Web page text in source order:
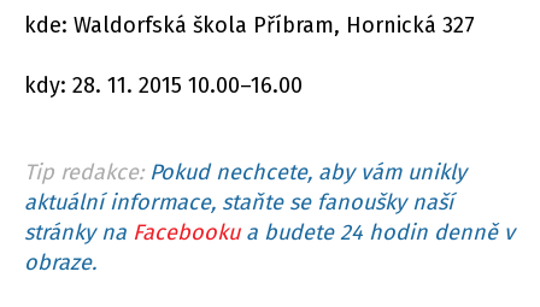
kde: Waldorfská škola Příbram, Hornická 327
kdy: 28. 11. 2015 10.00–16.00
Tip redakce: Pokud nechcete, aby vám unikly
aktuální informace, staňte se fanoušky naší
stránky na Facebookua budete 24 hodin denně v
obraze.